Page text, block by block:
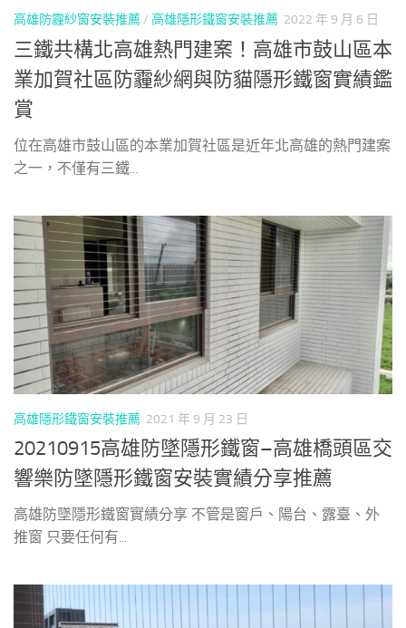
高雄防霾紗窗安裝推薦 / 高雄隱形鐵窗安裝推薦 2022 年 9 月 6 日
三鐵共構北高雄熱門建案！高雄市鼓山區本
業加賀社區防霾紗網與防貓隱形鐵窗實績鑑
賞
位在高雄市鼓山區的本業加賀社區是近年北高雄的熱門建案
之一，不僅有三鐵...
高雄隱形鐵窗安裝推薦 2021 年 9 月 23 日
20210915高雄防墜隱形鐵窗–高雄橋頭區交
響樂防墜隱形鐵窗安裝實績分享推薦
高雄防墜隱形鐵窗實績分享 不管是窗戶、陽台、露臺、外
推窗 只要任何有...